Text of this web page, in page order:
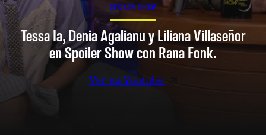
SPOILER SHOW
Tessa Ia, Denia Agalianu y Liliana Villaseñor
en Spoiler Show con Rana Fonk.
Ver en Youtube